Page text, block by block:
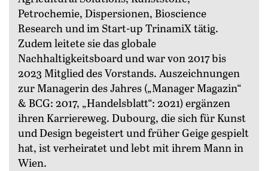
Petrochemie, Dispersionen, Bioscience
Research und im Start-up TrinamiX tätig.
Zudem leitete sie das globale
Nachhaltigkeitsboard und war von 2017 bis
2023 Mitglied des Vorstands. Auszeichnungen
zur Managerin des Jahres („Manager Magazin“
& BCG: 2017, „Handelsblatt“: 2021) ergänzen
ihren Karriereweg. Dubourg, die sich für Kunst
und Design begeistert und früher Geige gespielt
hat, ist verheiratet und lebt mit ihrem Mann in
Wien.